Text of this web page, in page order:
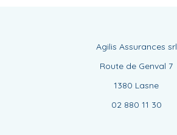
Agilis Assurances srl
Route de Genval 7
1380 Lasne
02 880 11 30